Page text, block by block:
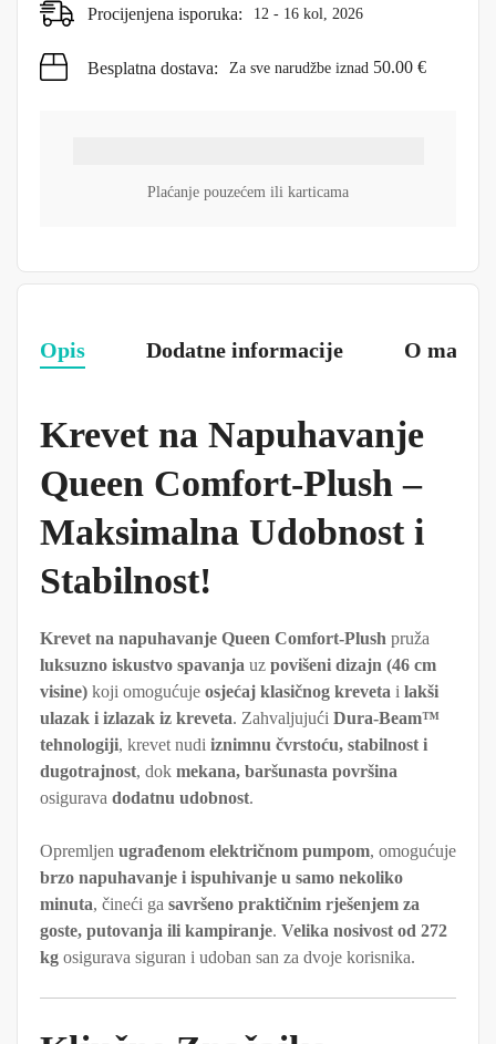
Procijenjena isporuka: 12 - 16 kol, 2026
Besplatna dostava: Za sve narudžbe iznad 50.00 €
Plaćanje pouzećem ili karticama
Opis Dodatne informacije O marki
Krevet na Napuhavanje
Queen Comfort-Plush –
Maksimalna Udobnost i
Stabilnost!
Krevet na napuhavanje Queen Comfort-Plush pruža
luksuzno iskustvo spavanja uz povišeni dizajn (46 cm
visine) koji omogućuje osjećaj klasičnog kreveta i lakši
ulazak i izlazak iz kreveta. Zahvaljujući Dura-Beam™
tehnologiji, krevet nudi iznimnu čvrstoću, stabilnost i
dugotrajnost, dok mekana, baršunasta površina
osigurava dodatnu udobnost.
Opremljen ugrađenom električnom pumpom, omogućuje
brzo napuhavanje i ispuhivanje u samo nekoliko
minuta, čineći ga savršeno praktičnim rješenjem za
goste, putovanja ili kampiranje. Velika nosivost od 272
kg osigurava siguran i udoban san za dvoje korisnika.